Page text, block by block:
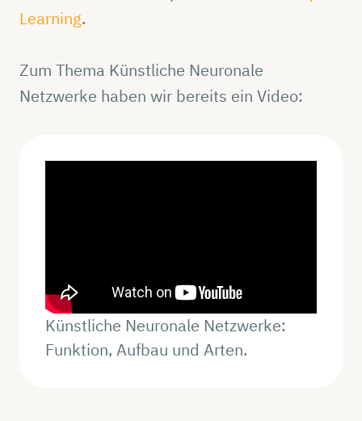
Learning.
Zum Thema Künstliche Neuronale
Netzwerke haben wir bereits ein Video:
Künstliche Neuronale Netzwerke:
Funktion, Aufbau und Arten.